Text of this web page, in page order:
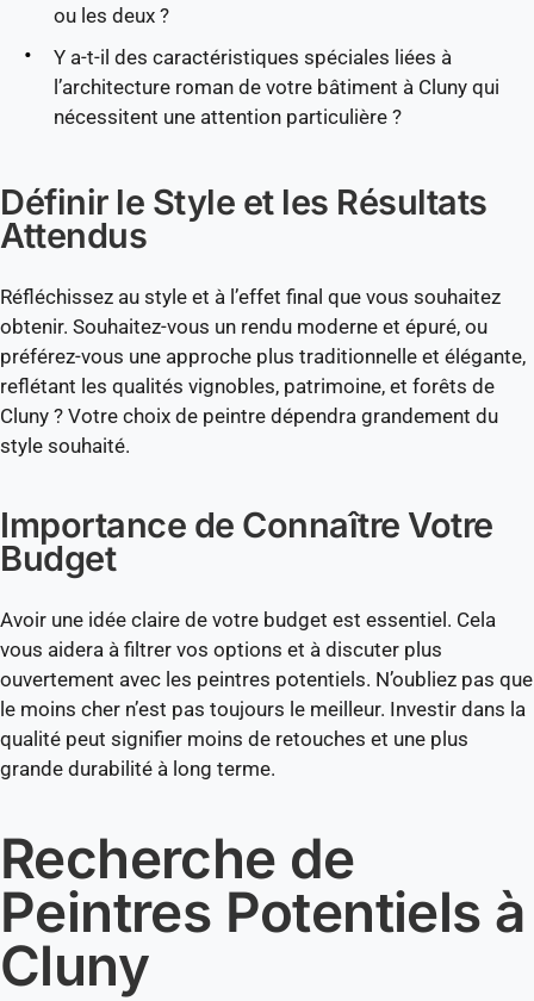
ou les deux ?
Y a-t-il des caractéristiques spéciales liées à
l’architecture roman de votre bâtiment à Cluny qui
nécessitent une attention particulière ?
Définir le Style et les Résultats
Attendus
Réfléchissez au style et à l’effet final que vous souhaitez
obtenir. Souhaitez-vous un rendu moderne et épuré, ou
préférez-vous une approche plus traditionnelle et élégante,
reflétant les qualités vignobles, patrimoine, et forêts de
Cluny ? Votre choix de peintre dépendra grandement du
style souhaité.
Importance de Connaître Votre
Budget
Avoir une idée claire de votre budget est essentiel. Cela
vous aidera à filtrer vos options et à discuter plus
ouvertement avec les peintres potentiels. N’oubliez pas que
le moins cher n’est pas toujours le meilleur. Investir dans la
qualité peut signifier moins de retouches et une plus
grande durabilité à long terme.
Recherche de
Peintres Potentiels à
Cluny